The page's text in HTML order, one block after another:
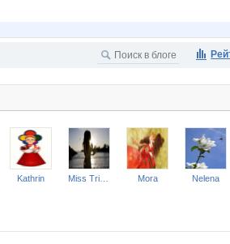
Kathrin Mora Nelena